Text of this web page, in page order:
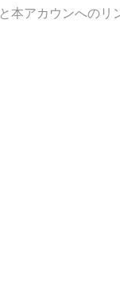
と本アカウンへのリ